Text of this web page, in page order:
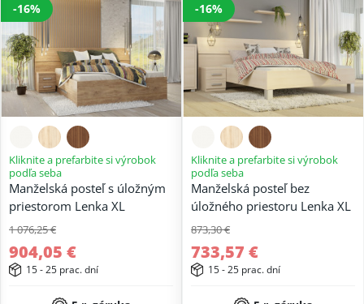
-16%
Kliknite a prefarbite si výrobok
podľa seba
Manželská posteľ s úložným
priestorom Lenka XL
1 076,25 €
904,05 €
15 - 25 prac. dní
-16%
Kliknite a prefarbite si výrobok
podľa seba
Manželská posteľ bez
úložného priestoru Lenka XL
873,30 €
733,57 €
15 - 25 prac. dní